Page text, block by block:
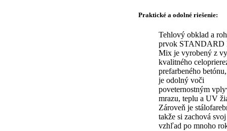
Praktické a odolné riešenie:
Tehlový obklad a
prvok STANDARD
Mix je vyrobený z
kvalitného
prefarbeného
je odolný voči
poveternostným
mrazu, teplu a UV
Zároveň je
takže si zachová
vzhľad po mnoho